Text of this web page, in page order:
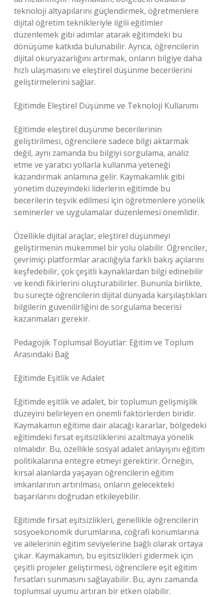
teknoloji altyapılarını güçlendirmek, öğretmenlere
dijital öğretim teknikleriyle ilgili eğitimler
düzenlemek gibi adımlar atarak eğitimdeki bu
dönüşüme katkıda bulunabilir. Ayrıca, öğrencilerin
dijital okuryazarlığını artırmak, onların bilgiye daha
hızlı ulaşmasını ve eleştirel düşünme becerilerini
geliştirmelerini sağlar.
Eğitimde Eleştirel Düşünme ve Teknoloji Kullanımı
Eğitimde eleştirel düşünme becerilerinin
geliştirilmesi, öğrencilere sadece bilgi aktarmak
değil, aynı zamanda bu bilgiyi sorgulama, analiz
etme ve yaratıcı yollarla kullanma yeteneği
kazandırmak anlamına gelir. Kaymakamlık gibi
yönetim düzeyindeki liderlerin eğitimde bu
becerilerin teşvik edilmesi için öğretmenlere yönelik
seminerler ve uygulamalar düzenlemesi önemlidir.
Özellikle dijital araçlar, eleştirel düşünmeyi
geliştirmenin mükemmel bir yolu olabilir. Öğrenciler,
çevrimiçi platformlar aracılığıyla farklı bakış açılarını
keşfedebilir, çok çeşitli kaynaklardan bilgi edinebilir
ve kendi fikirlerini oluşturabilirler. Bununla birlikte,
bu süreçte öğrencilerin dijital dünyada karşılaştıkları
bilgilerin güvenilirliğini de sorgulama becerisi
kazanmaları gerekir.
Pedagojik Toplumsal Boyutlar: Eğitim ve Toplum
Arasındaki Bağ
Eğitimde Eşitlik ve Adalet
Eğitimde eşitlik ve adalet, bir toplumun gelişmişlik
düzeyini belirleyen en önemli faktörlerden biridir.
Kaymakamın eğitime dair alacağı kararlar, bölgedeki
eğitimdeki fırsat eşitsizliklerini azaltmaya yönelik
olmalıdır. Bu, özellikle sosyal adalet anlayışını eğitim
politikalarına entegre etmeyi gerektirir. Örneğin,
kırsal alanlarda yaşayan öğrencilerin eğitim
imkanlarının artırılması, onların gelecekteki
başarılarını doğrudan etkileyebilir.
Eğitimde fırsat eşitsizlikleri, genellikle öğrencilerin
sosyoekonomik durumlarına, coğrafi konumlarına
ve ailelerinin eğitim seviyelerine bağlı olarak ortaya
çıkar. Kaymakamın, bu eşitsizlikleri gidermek için
çeşitli projeler geliştirmesi, öğrencilere eşit eğitim
fırsatları sunmasını sağlayabilir. Bu, aynı zamanda
toplumsal uyumu artıran bir etken olabilir.